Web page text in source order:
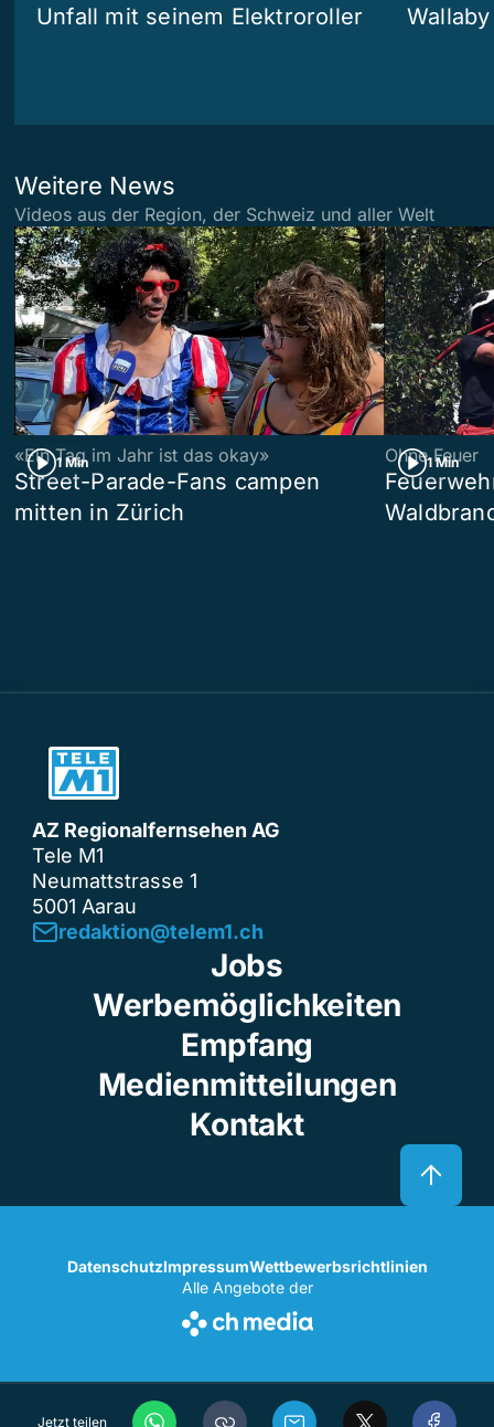
Jetzt teilen
Unfall mit seinem Elektroroller
Weitere News
Videos aus der Region, der Schweiz und aller Welt
1 Min
«Ein Tag im Jahr ist das okay»
Street-Parade-Fans campen
mitten in Zürich
1 Min
Ohne Feuer
AZ Regionalfernsehen AG
Tele M1
Neumattstrasse 1
5001 Aarau
redaktion@telem1.ch
Jobs
Werbemöglichkeiten
Empfang
Medienmitteilungen
Kontakt
DatenschutzImpressumWettbewerbsrichtlinien
Alle Angebote der